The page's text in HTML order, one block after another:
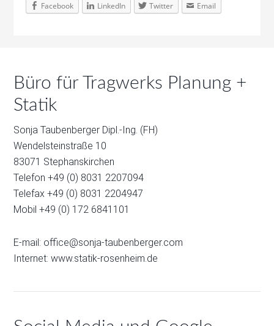
Facebook LinkedIn Twitter Email
Büro für Tragwerks Planung +
Statik
Sonja Taubenberger Dipl.-Ing. (FH)
Wendelsteinstraße 10
83071 Stephanskirchen
Telefon +49 (0) 8031 2207094
Telefax +49 (0) 8031 2204947
Mobil +49 (0) 172 6841101
E-mail: office@sonja-taubenberger.com
Internet:www.statik-rosenheim.de